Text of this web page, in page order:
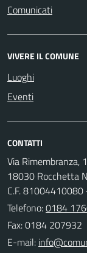
Comunicati
VIVERE IL COMUNE
Luoghi
Eventi
CONTATTI
Via Rimembranza,
18030 Rocchetta
C.F.
Telefono:0184
Fax: 0184 207932
E-mail: